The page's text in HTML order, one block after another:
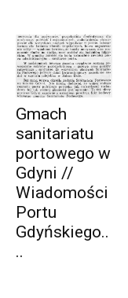
Gmach
sanitariatu
portowego w
Gdyni //
Wiadomości
Portu
Gdyńskiego..
..